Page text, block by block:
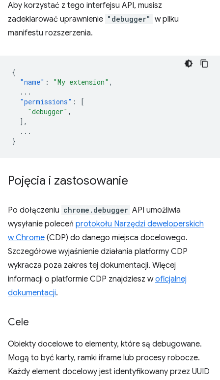
Aby korzystać z tego interfejsu API, musisz
zadeklarować uprawnienie "debugger" w pliku
manifestu rozszerzenia.
{
"name" : "My extension" ,
...
"permissions" :
[
"debugger" ,
],
...
}
Pojęcia i zastosowanie
Po dołączeniu chrome.debugger API umożliwia
wysyłanie poleceń protokołu Narzędzi deweloperskich
w Chrome (CDP) do danego miejsca docelowego.
Szczegółowe wyjaśnienie działania platformy CDP
wykracza poza zakres tej dokumentacji. Więcej
informacji o platformie CDP znajdziesz woficjalnej
dokumentacji.
Cele
Obiekty docelowe to elementy, które są debugowane.
Mogą to być karty, ramki iframe lub procesy robocze.
Każdy element docelowy jest identyfikowany przez UUID